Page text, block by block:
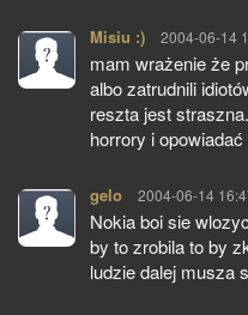
Misiu :) pisze:
2004-06-14
mam wrażenie że
albo zatrudnili
reszta jest
horrory i
gelo pisze:
2004-06-14
Nokia boi sie
by to zrobila to by
ludzie dalej musza